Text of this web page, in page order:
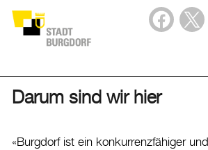
Stadtporträt
Darum sind wir hier
«Burgdorf ist ein konkurrenzfähiger und